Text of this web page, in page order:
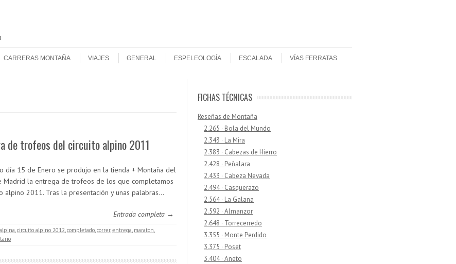
CARRERAS MONTAÑA VIAJES GENERAL ESPELEOLOGÍA ESCALADA
VÍAS FERRATAS
de trofeos del circuito alpino 2011
día 15 de Enero se produjo en la tienda + Montaña del
Madrid la entrega de trofeos de los que completamos
alpino 2011. Tras la presentación y unas palabras…
Entrada completa →
alpina,circuito alpino 2012,completado,correr,entrega, maraton,
FICHAS TÉCNICAS
Reseñas de Montaña
2.265 · Bola del Mundo
2.343 · La Mira
2.383 · Cabezas de Hierro
2.428 · Peñalara
2.433 · Cabeza Nevada
2.494 · Casquerazo
2.564 · La Galana
2.592 · Almanzor
2.648 · Torrecerredo
3.355 · Monte Perdido
3.375 · Poset
3.404 · Aneto